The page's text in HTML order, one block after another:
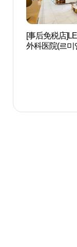
[事后免税店
外科医院(르미